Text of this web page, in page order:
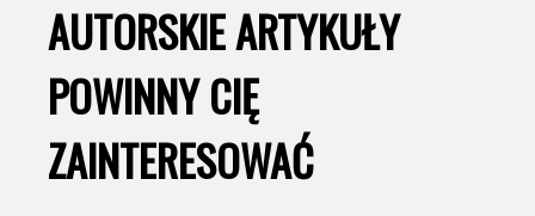
AUTORSKIE ARTYKUŁY
POWINNY CIĘ
ZAINTERESOWAĆ